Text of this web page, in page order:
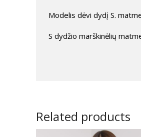
Modelis dėvi dydį S.
S dydžio marškinėlių
Related products